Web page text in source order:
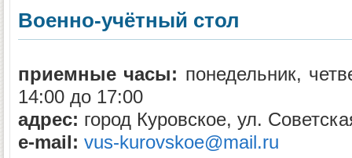
Военно-учётный стол
приемные часы: понедельник,
14:00 до 17:00
адрес: город Куровское, ул.
e-mail: vus-kurovskoe@mail.ru